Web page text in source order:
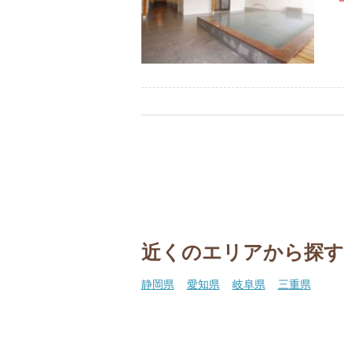
近くのエリアから探す
静岡県 愛知県 岐阜県 三重県